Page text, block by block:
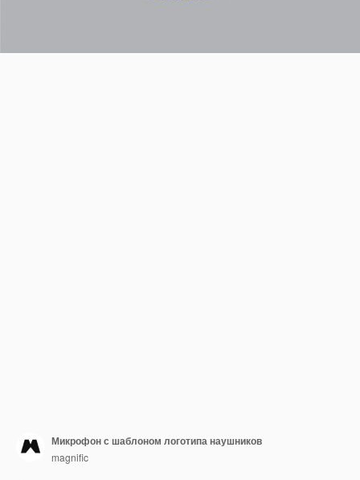
Микрофон с шаблоном логотипа наушников
magnific